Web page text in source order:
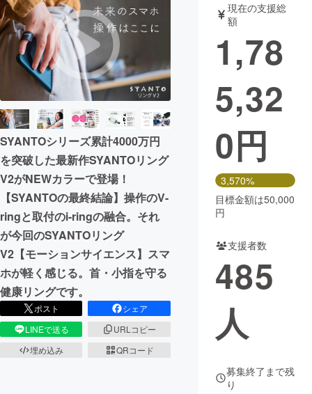
SYANTOシリーズ累計4000万円
を突破した最新作SYANTOリング
V2がNEWカラーで登場！
【SYANTOの最終結論】操作のV-
ringと取付のi-ringの融合。それ
が今回のSYANTOリング
V2【モーションサイエンス】スマ
ホが軽く感じる。首・小指を守る
健康リングです。
ポスト
シェア
LINEで送る
URLコピー
埋め込み
QRコード
現在の支援総
額
1,78
5,32
0円
3,570%
目標金額は50,000
円
支援者数
485
人
募集終了まで残
り